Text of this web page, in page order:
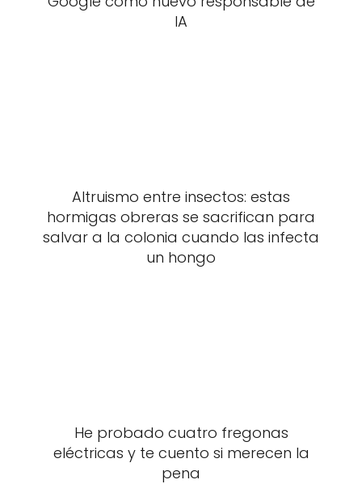
IA
Altruismo entre insectos: estas
hormigas obreras se sacrifican para
salvar a la colonia cuando las infecta
un hongo
He probado cuatro fregonas
eléctricas y te cuento si merecen la
pena